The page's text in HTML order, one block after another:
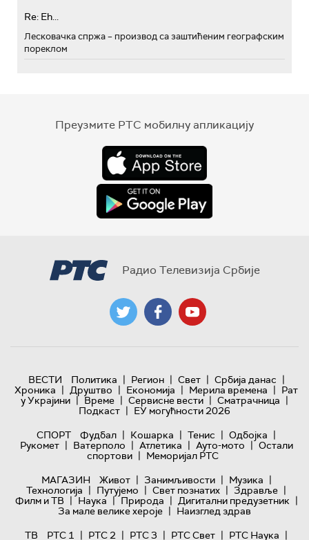
Re: Eh...
Лесковачка спржа – производ са заштићеним географским
пореклом
Преузмите РТС мобилну апликацију
Радио Телевизија Србије
ВЕСТИ Политика | Регион | Свет | Србија данас |
Хроника | Друштво | Економија | Мерила времена | Рат
у Украјини | Време | Сервисне вести | Сматрачница |
Подкаст | ЕУ могућности 2026
СПОРТ
Фудбал | Кошарка | Тенис | Одбојка |
Рукомет | Ватерполо | Атлетика | Ауто-мото | Остали
спортови | Меморијал РТС
МАГАЗИН
Живот | Занимљивости | Музика |
Технологијa | Путујемо | Свет познатих | Здравље |
Филм и ТВ | Наука | Природа | Дигитални предузетник |
За мале велике хероје | Наизглед здрав
ТВ
РТС 1 | РТС 2 | РТС 3 | РТС Свет | РТС Наука |